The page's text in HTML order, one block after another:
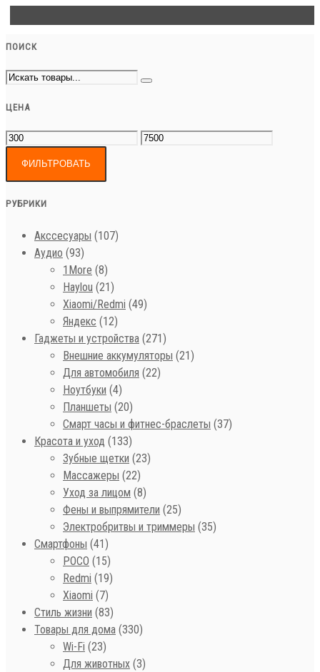
ПОИСК
ЦЕНА
ФИЛЬТРОВАТЬ
РУБРИКИ
Акссесуары (107)
Аудио (93)
1More (8)
Haylou (21)
Xiaomi/Redmi (49)
Яндекс (12)
Гаджеты и устройства (271)
Внешние аккумуляторы (21)
Для автомобиля (22)
Ноутбуки (4)
Планшеты (20)
Смарт часы и фитнес-браслеты (37)
Красота и уход (133)
Зубные щетки (23)
Массажеры (22)
Уход за лицом (8)
Фены и выпрямители (25)
Электробритвы и триммеры (35)
Смартфоны (41)
POCO (15)
Redmi (19)
Xiaomi (7)
Стиль жизни (83)
Товары для дома (330)
Wi-Fi (23)
Для животных (3)